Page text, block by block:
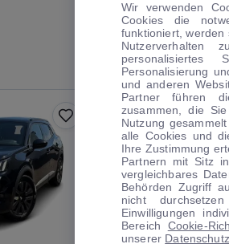
1|20
Wir verwenden
Cookies die
funktioniert,
Nutzerverhalten
Personalisierung
und anderen
Partner führen
zusammen, die
Nutzung
alle Cookies und
Ihre Zustimmung
Partnern mit Sitz
vergleichbares
Behörden Zugriff
nicht
Einwilligungen
Bereich Cookie-
unserer